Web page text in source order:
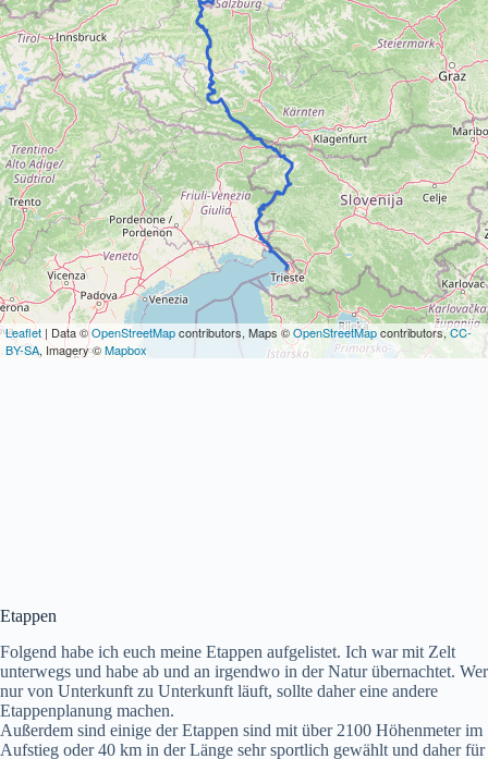
Leaflet | Data ©OpenStreetMapcontributors, Maps ©OpenStreetMapcontributors,CC-
BY-SA, Imagery ©Mapbox
Etappen
Folgend habe ich euch meine Etappen aufgelistet. Ich war mit Zelt
unterwegs und habe ab und an irgendwo in der Natur übernachtet. Wer
nur von Unterkunft zu Unterkunft läuft, sollte daher eine andere
Etappenplanung machen.
Außerdem sind einige der Etappen sind mit über 2100 Höhenmeter im
Aufstieg oder 40 km in der Länge sehr sportlich gewählt und daher für